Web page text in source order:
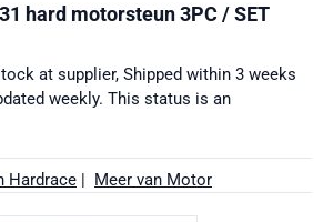
hard motorsteun 3PC / SET
at supplier, Shipped within 3 weeks
weekly. This status is an
Hardrace | Meer van Motor